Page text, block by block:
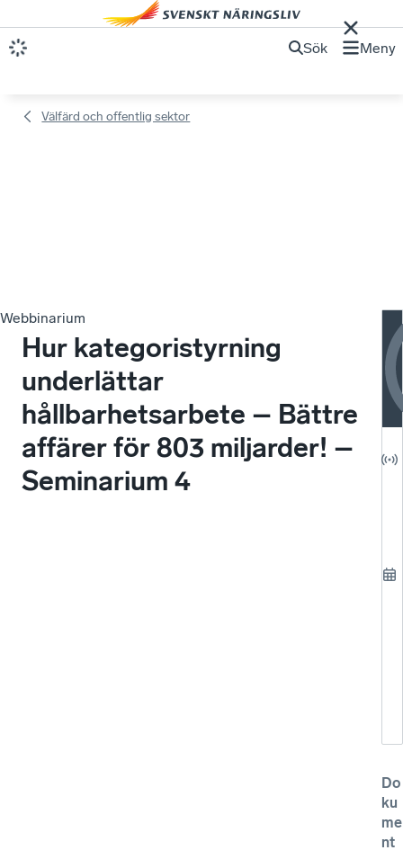
Sök Meny
Välfärd och offentlig sektor
Webbinarium
Hur kategoristyrning
underlättar
hållbarhetsarbete – Bättre
affärer för 803 miljarder! –
Seminarium 4
4:
Do
ku
me
nt